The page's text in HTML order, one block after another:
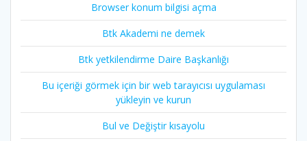
Browser konum bilgisi açma
Btk Akademi ne demek
Btk yetkilendirme Daire Başkanlığı
Bu içeriği görmek için bir web tarayıcısı uygulaması
yükleyin ve kurun
Bul ve Değiştir kısayolu